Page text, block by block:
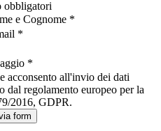
obbligatori
e Cognome *
*
*
acconsento all'invio dei dati
dal regolamento europeo per la
2016, GDPR.
form